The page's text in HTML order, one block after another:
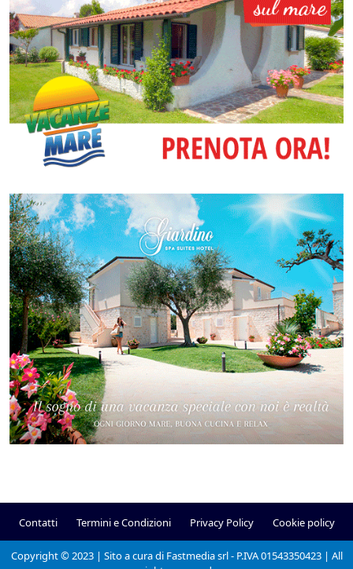
Contatti Termini e Condizioni Privacy Policy Cookie policy
Copyright © 2023 | Sito a cura di Fastmedia srl - P.IVA 01543350423 | All